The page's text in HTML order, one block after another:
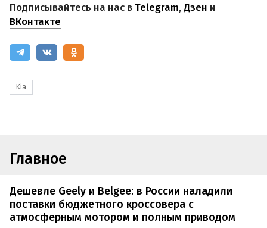
Подписывайтесь на нас в Telegram,Дзен и
ВКонтакте
Kia
Главное
Дешевле Geely и Belgee: в России наладили
поставки бюджетного кроссовера с
атмосферным мотором и полным приводом